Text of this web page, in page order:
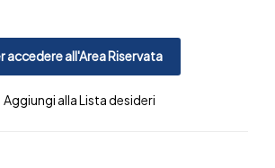
all'Area Riservata
Aggiungi alla Lista desideri